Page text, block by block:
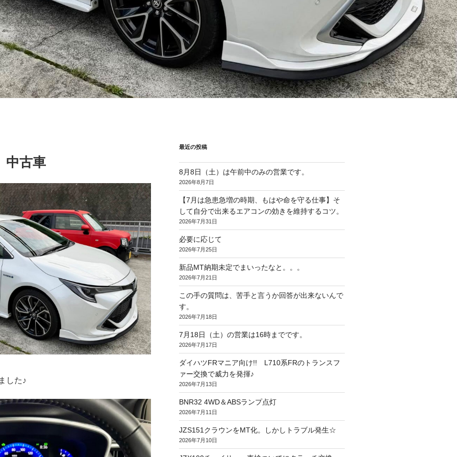
古車
した♪
最近の投稿
8月8日（土）は午前中のみの営業です。
2026年8月7日
【7月は急患急増の時期、もはや命を守る仕事】そ
して自分で出来るエアコンの効きを維持するコツ。
2026年7月31日
必要に応じて
2026年7月25日
新品MT納期未定でまいったなと。。。
2026年7月21日
この手の質問は、苦手と言うか回答が出来ないんで
す。
2026年7月18日
7月18日（土）の営業は16時までです。
2026年7月17日
ダイハツFRマニア向け!! L710系FRのトランスフ
ァー交換で威力を発揮♪
2026年7月13日
BNR32 4WD＆ABSランプ点灯
2026年7月11日
JZS151クラウンをMT化。しかしトラブル発生☆
2026年7月10日